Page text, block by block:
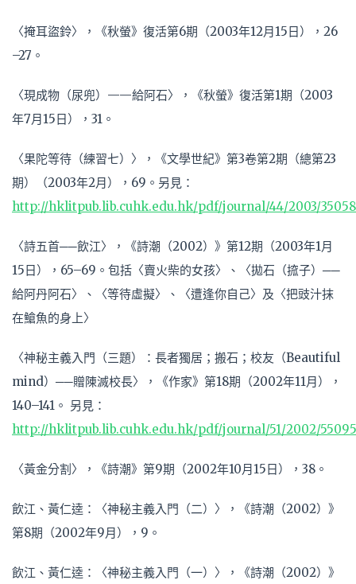
〈掩耳盜鈴〉，《秋螢》復活第6期（2003年12月15日），26
–27。
〈現成物（尿兜）——給阿石〉，《秋螢》復活第1期（2003
年7月15日），31。
〈果陀等待（練習七）〉，《文學世紀》第3卷第2期（總第23
期）（2003年2月），69。另見：
http://hklitpub.lib.cuhk.edu.hk/pdf/journal/44/2003/
〈詩五首──飲江〉，《詩潮（2002）》第12期（2003年1月
15日），65–69。包括〈賣火柴的女孩〉、〈拋石（搲子）──
給阿丹阿石〉、〈等待虛擬〉、〈遭逢你自己〉及〈把豉汁抹
在䱽魚的身上〉
〈神秘主義入門（三題）：長者獨居；搬石；校友（Beautiful
mind）──贈陳滅校長〉，《作家》第18期（2002年11月），
140–141。 另見：
http://hklitpub.lib.cuhk.edu.hk/pdf/journal/51/2002/
〈黃金分割〉，《詩潮》第9期（2002年10月15日），38。
飲江、黃仁逵：〈神秘主義入門（二）〉，《詩潮（2002）》
第8期（2002年9月），9。
飲江、黃仁逵：〈神秘主義入門（一）〉，《詩潮（2002）》